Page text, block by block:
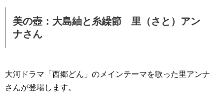
美の壺：大島紬と糸繰節 里（さと）アン
ナさん
大河ドラマ「西郷どん」のメインテーマを歌った里アンナ
さんが登場します。